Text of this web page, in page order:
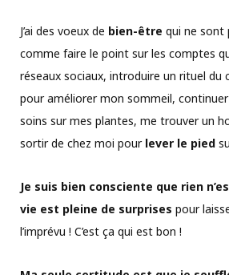
J’ai des voeux de bien-être qui ne sont
comme faire le point sur les comptes
réseaux sociaux, introduire un rituel du
pour améliorer mon sommeil,
soins sur mes plantes, me trouver un
sortir de chez moi pour lever le pied
Je suis bien consciente que rien
vie est pleine de surprises pour
l’imprévu ! C’est ça qui est bon !